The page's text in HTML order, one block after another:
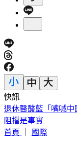
快訊
恐三颱共舞！颱風
首頁｜ 國際